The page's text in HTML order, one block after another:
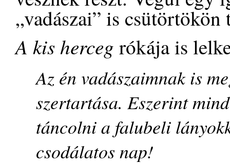
„vadászai” is csütörtökön
A kis herceg rókája is
Az én vadászaimnak is
szertartása. Eszerint
táncolni a falubeli
csodálatos nap!